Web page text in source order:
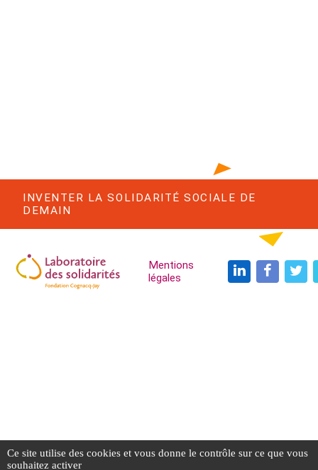
INVENTER LA SOLIDARITÉ SOCIALE DE
DEMAIN
Navigation Trois
Mentions
légales
Ce site utilise des cookies et vous donne le contrôle sur ce que vous
souhaitez activer